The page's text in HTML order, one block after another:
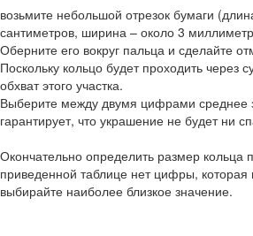
возьмите небольшой отрезок бумаги
сантиметров, ширина – около 3
Оберните его вокруг пальца и сделайте
Поскольку кольцо будет проходить через
обхват этого участка.
Выберите между двумя цифрами среднее
гарантирует, что украшение не будет ни
Окончательно определить размер кольца
приведенной таблице нет цифры, которая
выбирайте наиболее близкое значение.